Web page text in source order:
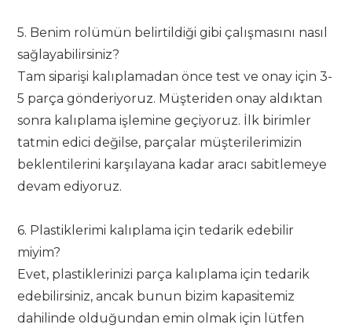
5. Benim rolümün belirtildiği gibi çalışmasını nasıl
sağlayabilirsiniz?
Tam siparişi kalıplamadan önce test ve onay için 3-
5 parça gönderiyoruz. Müşteriden onay aldıktan
sonra kalıplama işlemine geçiyoruz. İlk birimler
tatmin edici değilse, parçalar müşterilerimizin
beklentilerini karşılayana kadar aracı sabitlemeye
devam ediyoruz.
6. Plastiklerimi kalıplama için tedarik edebilir
miyim?
Evet, plastiklerinizi parça kalıplama için tedarik
edebilirsiniz, ancak bunun bizim kapasitemiz
dahilinde olduğundan emin olmak için lütfen